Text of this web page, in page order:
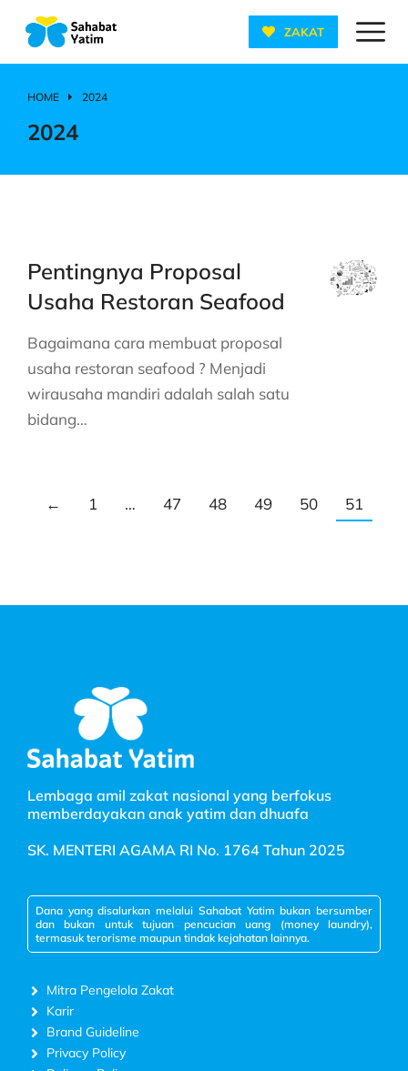
ZAKAT
You are here:
HOME 2024
2024
Pentingnya Proposal
Usaha Restoran Seafood
Bagaimana cara membuat proposal
usaha restoran seafood ? Menjadi
wirausaha mandiri adalah salah satu
bidang…
← 1 … 47 48 49 50 51
Lembaga amil zakat nasional yang berfokus
memberdayakan anak yatim dan dhuafa
SK. MENTERI AGAMA RI No. 1764 Tahun 2025
Dana yang disalurkan melalui Sahabat Yatim bukan bersumber
dan bukan untuk tujuan pencucian uang (money laundry),
termasuk terorisme maupun tindak kejahatan lainnya.
Mitra Pengelola Zakat
Karir
Brand Guideline
Privacy Policy